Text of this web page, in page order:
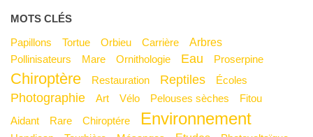
MOTS CLÉS
Papillons
Tortue Orbieu Carrière Arbres
Pollinisateurs mare Ornithologie Eau Proserpine
Chiroptère Restauration Reptiles Écoles
Photographie Art Vélo Pelouses sèches
Fitou
Aidant
Rare Chiroptére Environnement